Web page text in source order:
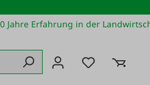
Jahre Erfahrung in der
Du hast 0